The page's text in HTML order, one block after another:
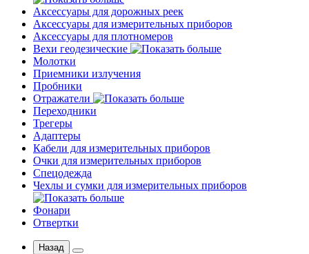
Аксессуары для дорожных реек
Аксессуары для измерительных приборов
Аксессуары для плотномеров
Вехи геодезические
Молотки
Приемники излучения
Пробники
Отражатели
Переходники
Трегеры
Адаптеры
Кабели для измерительных приборов
Очки для измерительных приборов
Спецодежда
Чехлы и сумки для измерительных приборов
Фонари
Отвертки
Назад